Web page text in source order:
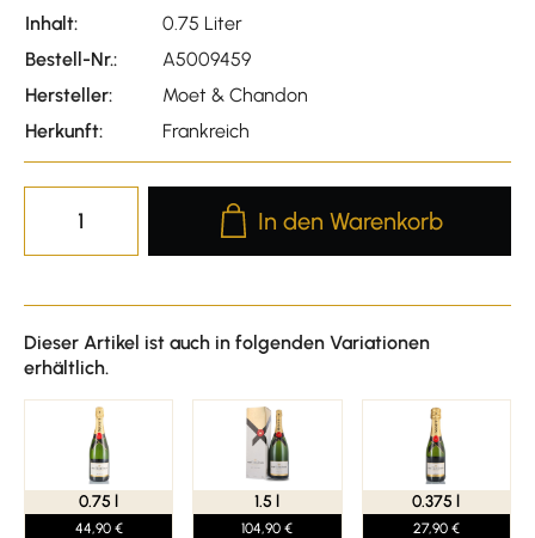
Inhalt:
0.75 Liter
Bestell-Nr.:
A5009459
Hersteller:
Moet & Chandon
Herkunft:
Frankreich
Produkt Anzahl: Gib den
In den Warenkorb
Dieser Artikel ist auch in folgenden Variationen
erhältlich.
0.75 l
44,90 €
1.5 l
104,90 €
0.375 l
27,90 €